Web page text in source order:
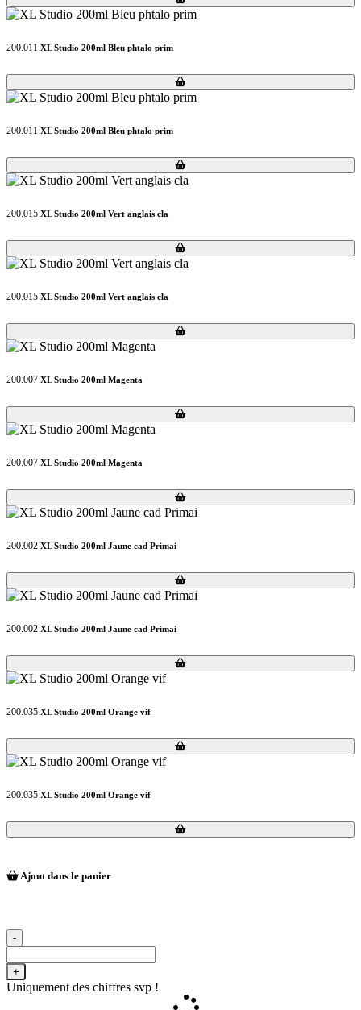
200.011 XL Studio 200ml Bleu phtalo prim
Loading...
Loading...
200.011 XL Studio 200ml Bleu phtalo prim
Loading...
Loading...
200.015 XL Studio 200ml Vert anglais cla
Loading...
Loading...
200.015 XL Studio 200ml Vert anglais cla
Loading...
Loading...
200.007 XL Studio 200ml Magenta
Loading...
Loading...
200.007 XL Studio 200ml Magenta
Loading...
Loading...
200.002 XL Studio 200ml Jaune cad Primai
Loading...
Loading...
200.002 XL Studio 200ml Jaune cad Primai
Loading...
Loading...
200.035 XL Studio 200ml Orange vif
Loading...
Loading...
200.035 XL Studio 200ml Orange vif
Loading...
Loading...
Ajout dans le panier
-
+
Uniquement des chiffres svp !